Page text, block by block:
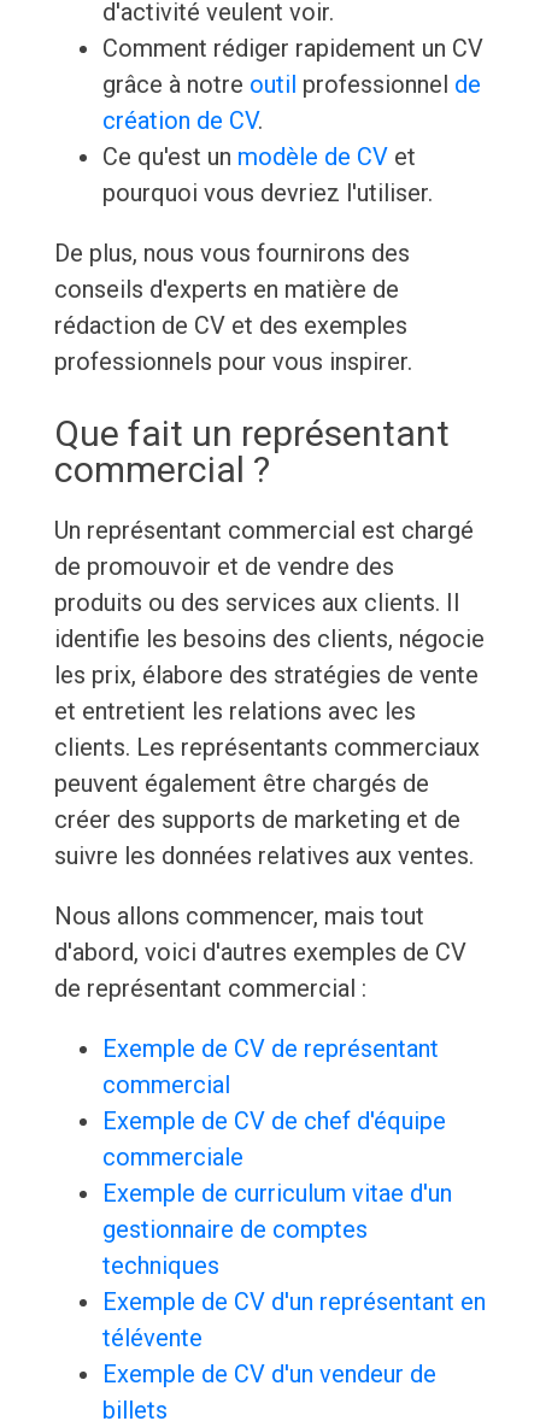
d'activité veulent voir.
Comment rédiger rapidement un CV
grâce à notre outil professionnel de
création de CV.
Ce qu'est un modèle de CVet
pourquoi vous devriez l'utiliser.
De plus, nous vous fournirons des
conseils d'experts en matière de
rédaction de CV et des exemples
professionnels pour vous inspirer.
Que fait un représentant
commercial ?
Un représentant commercial est chargé
de promouvoir et de vendre des
produits ou des services aux clients. Il
identifie les besoins des clients, négocie
les prix, élabore des stratégies de vente
et entretient les relations avec les
clients. Les représentants commerciaux
peuvent également être chargés de
créer des supports de marketing et de
suivre les données relatives aux ventes.
Nous allons commencer, mais tout
d'abord, voici d'autres exemples de CV
de représentant commercial :
Exemple de CV de représentant
commercial
Exemple de CV de chef d'équipe
commerciale
Exemple de curriculum vitae d'un
gestionnaire de comptes
techniques
Exemple de CV d'un représentant en
télévente
Exemple de CV d'un vendeur de
billets